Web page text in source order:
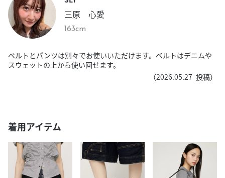
三原 心愛
163cm
ベルトとパンツは別々でお使いいただけます。ベルトはデニムや
スウェットの上から使い回せます。
（2026.05.27 投稿）
着用アイテム